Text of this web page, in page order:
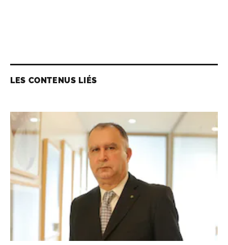
LES CONTENUS LIÉS